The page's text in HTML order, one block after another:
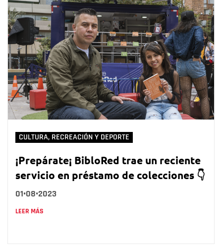
CULTURA, RECREACIÓN Y DEPORTE
¡Prepárate¡ BibloRed trae un reciente
servicio en préstamo de colecciones 👇
01•08•2023
LEER MÁS